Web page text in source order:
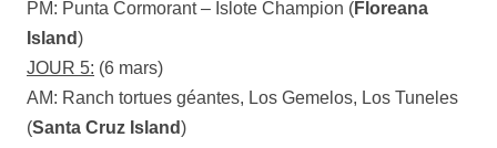
PM: Punta Cormorant – Islote Champion (Floreana
Island)
JOUR 5: (6 mars)
AM: Ranch tortues géantes, Los Gemelos, Los Tuneles
(Santa Cruz Island)